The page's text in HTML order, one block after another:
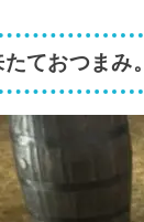
ておつまみ。